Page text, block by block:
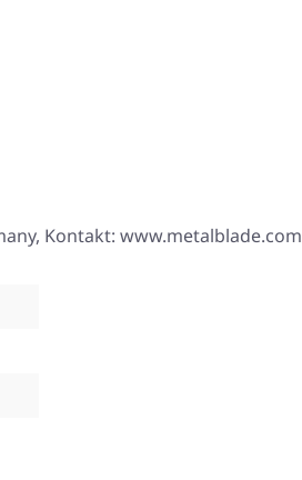
Kontakt: www.metalblade.com